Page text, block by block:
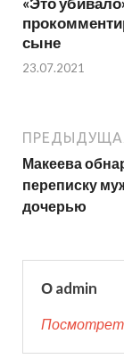
сыне
23.07.2021
Макеева
переписку
дочерью
О admin